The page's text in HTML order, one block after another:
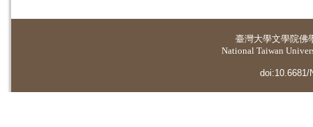
臺灣大學文學院佛
National Taiwan
doi:10.6681/